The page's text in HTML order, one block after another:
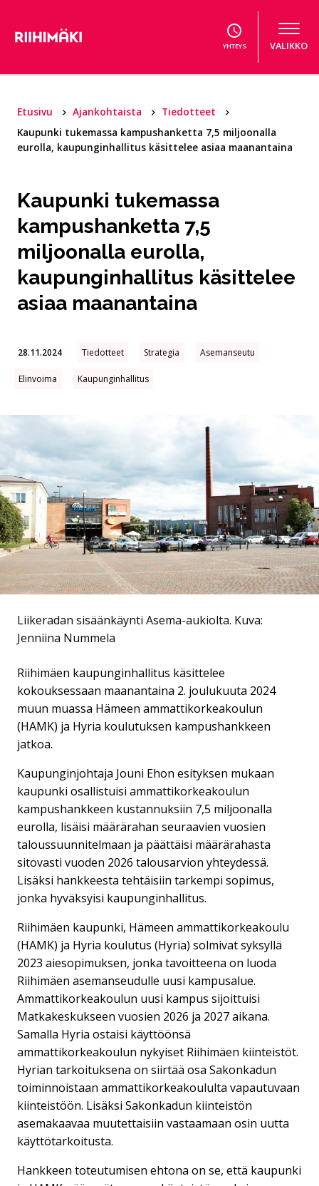
YHTEYS VALIKKO
Etusivu Ajankohtaista
Tiedotteet
Kaupunki tukemassa kampushanketta 7,5 miljoonalla
eurolla, kaupunginhallitus käsittelee asiaa maanantaina
Kaupunki tukemassa
kampushanketta 7,5
miljoonalla eurolla,
kaupunginhallitus käsittelee
asiaa maanantaina
28.11.2024 Tiedotteet Strategia Asemanseutu
Elinvoima Kaupunginhallitus
Liikeradan sisäänkäynti Asema-aukiolta. Kuva:
Jenniina Nummela
Riihimäen kaupunginhallitus käsittelee
kokouksessaan maanantaina 2. joulukuuta 2024
muun muassa Hämeen ammattikorkeakoulun
(HAMK) ja Hyria koulutuksen kampushankkeen
jatkoa.
Kaupunginjohtaja Jouni Ehon esityksen mukaan
kaupunki osallistuisi ammattikorkeakoulun
kampushankkeen kustannuksiin 7,5 miljoonalla
eurolla, lisäisi määrärahan seuraavien vuosien
taloussuunnitelmaan ja päättäisi määrärahasta
sitovasti vuoden 2026 talousarvion yhteydessä.
Lisäksi hankkeesta tehtäisiin tarkempi sopimus,
jonka hyväksyisi kaupunginhallitus.
Riihimäen kaupunki, Hämeen ammattikorkeakoulu
(HAMK) ja Hyria koulutus (Hyria) solmivat syksyllä
2023 aiesopimuksen, jonka tavoitteena on luoda
Riihimäen asemanseudulle uusi kampusalue.
Ammattikorkeakoulun uusi kampus sijoittuisi
Matkakeskukseen vuosien 2026 ja 2027 aikana.
Samalla Hyria ostaisi käyttöönsä
ammattikorkeakoulun nykyiset Riihimäen kiinteistöt.
Hyrian tarkoituksena on siirtää osa Sakonkadun
toiminnoistaan ammattikorkeakoululta vapautuvaan
kiinteistöön. Lisäksi Sakonkadun kiinteistön
asemakaavaa muutettaisiin vastaamaan osin uutta
käyttötarkoitusta.
Hankkeen toteutumisen ehtona on se, että kaupunki